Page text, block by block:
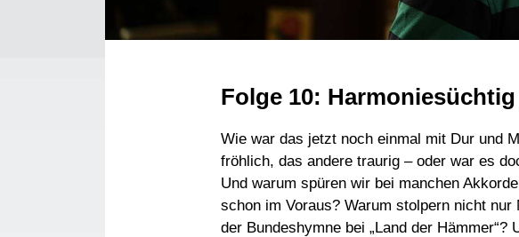
Folge 10: Harmoniesüchtig
Wie war das jetzt noch einmal mit Dur und
fröhlich, das andere traurig – oder war es
Und warum spüren wir bei manchen
schon im Voraus? Warum stolpern nicht nur
der Bundeshymne bei „Land der Hämmer“?